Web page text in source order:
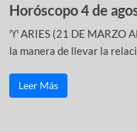
Horóscopo 4 de
♈ ARIES (21 DE MARZO
la manera de llevar la
Leer Más